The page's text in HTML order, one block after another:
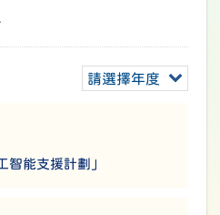
請選擇年度
智能支援計劃」